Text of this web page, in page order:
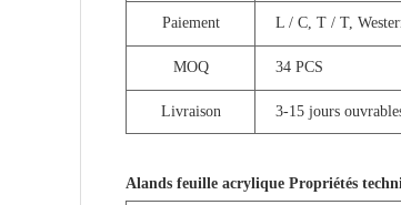
Paiement L / C, T / T,
MOQ 34 PCS
Livraison 3-15 jours
Alands feuille acrylique Propriétés